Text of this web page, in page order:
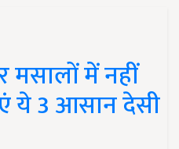
में नहीं
ये 3 आसान देसी